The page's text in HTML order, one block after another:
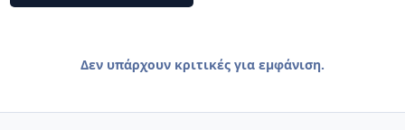
Δεν υπάρχουν κριτικές για εμφάνιση.